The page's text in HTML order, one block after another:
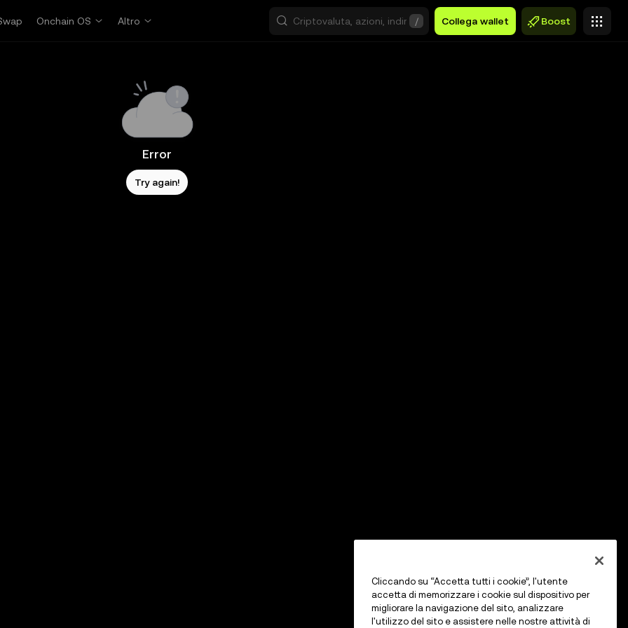
Onchain OS Altro / Collega wallet Boost
Error
Try again!
Cliccando su “Accetta tutti i cookie”, l'utente
accetta di memorizzare i cookie sul dispositivo per
migliorare la navigazione del sito, analizzare
l'utilizzo del sito e assistere nelle nostre attività di